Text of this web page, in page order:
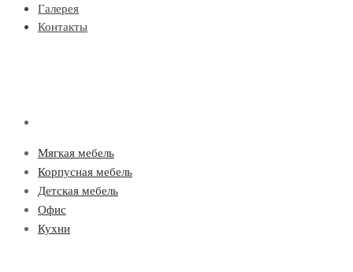
Галерея
Контакты
Мягкая мебель
Корпусная мебель
Детская мебель
Офис
Кухни